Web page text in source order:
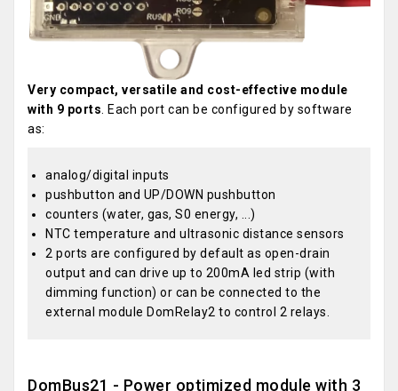
Very compact, versatile and cost-effective module
with 9 ports . Each port can be configured by software
as:
analog/digital inputs
pushbutton and UP/DOWN pushbutton
counters (water, gas, S0 energy, ...)
NTC temperature and ultrasonic distance sensors
2 ports are configured by default as open-drain
output and can drive up to 200mA led strip (with
dimming function) or can be connected to the
external module DomRelay2 to control 2 relays.
DomBus21 - Power optimized module with 3